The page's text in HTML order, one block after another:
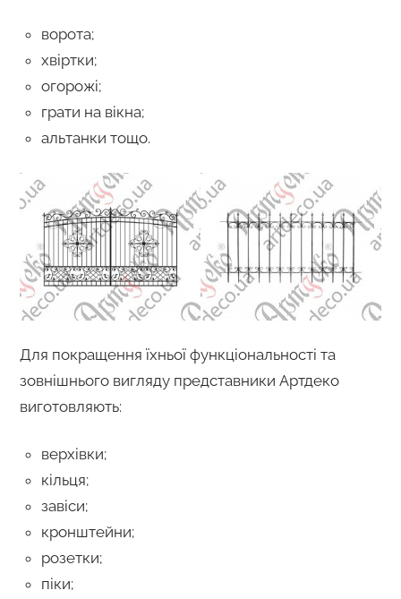
ворота;
хвіртки;
огорожі;
грати на вікна;
альтанки тощо.
Для покращення їхньої функціональності та
зовнішнього вигляду представники Артдеко
виготовляють:
верхівки;
кільця;
завіси;
кронштейни;
розетки;
піки;